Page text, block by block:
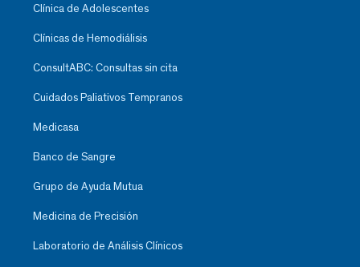
Clínica de Adolescentes
Clínicas de Hemodiálisis
ConsultABC: Consultas sin cita
Cuidados Paliativos Tempranos
Medicasa
Banco de Sangre
Grupo de Ayuda Mutua
Medicina de Precisión
Laboratorio de Análisis Clínicos